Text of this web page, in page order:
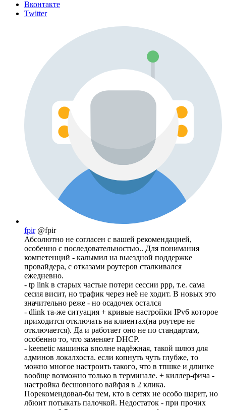
Вконтакте
Twitter
fpir @fpir
Абсолютно не согласен с вашей рекомендацией,
особенно с последовательностью.. Для понимания
компетенций - калымил на выездной поддержке
провайдера, с отказами роутеров сталкивался
ежедневно.
- tp link в старых частые потери сессии ррр, т.е. сама
сесия висит, но трафик через неё не ходит. В новых это
значительно реже - но осадочек остался
- dlink та-же ситуация + кривые настройки IPv6 которое
приходится отключать на клиентах(на роутере не
отключается). Да и работает оно не по стандартам,
особенно то, что заменяет DHCP.
- keenetic машинка вполне надёжная, такой шлюз для
админов локалхоста. если копнуть чуть глубже, то
можно многое настроить такого, что в тпшке и длинке
вообще возможно только в терминале. + киллер-фича -
настройка бесшовного вайфая в 2 клика.
Порекомендовал-бы тем, кто в сетях не особо шарит, но
лбюит потыкать палочкой. Недостаток - при прочих